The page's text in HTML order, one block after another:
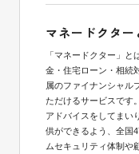
マネードクター
「マネードクター」
金・住宅ローン・相続
属のファイナンシャル
ただけるサービスです
アドバイスをしてまい
供ができるよう、全国
ムセキュリティ体制や